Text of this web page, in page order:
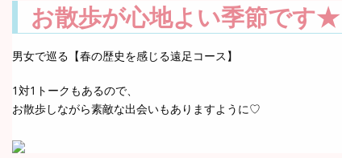
お散歩が心地よい季節です★
男女で巡る【春の歴史を感じる遠足コース】
1対1トークもあるので、
お散歩しながら素敵な出会いもありますように♡